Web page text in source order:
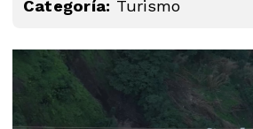
Categoría: Turismo